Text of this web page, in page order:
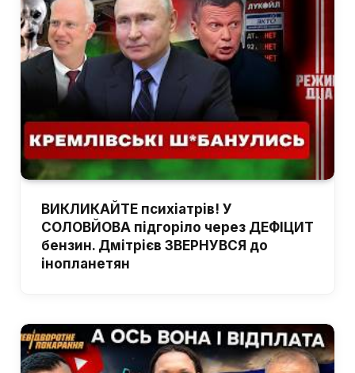
ВИКЛИКАЙТЕ психіатрів! У
СОЛОВЙОВА підгоріло через ДЕФІЦИТ
бензин. Дмітрієв ЗВЕРНУВСЯ до
інопланетян